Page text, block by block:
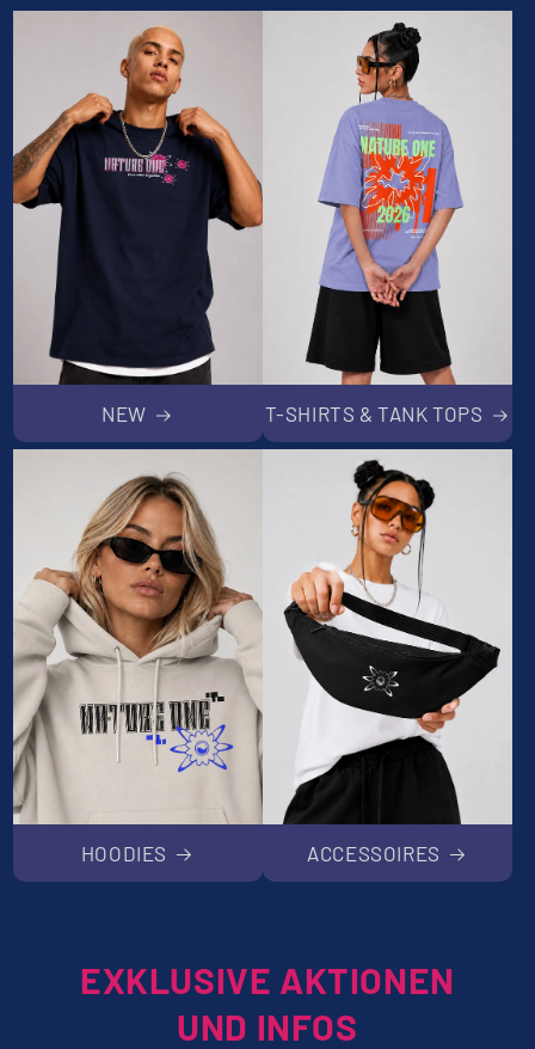
NEW T-SHIRTS & TANK TOPS
HOODIES ACCESSOIRES
EXKLUSIVE AKTIONEN
UND INFOS